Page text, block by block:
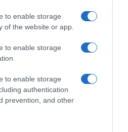
to enable storage
of the website or app.
to enable storage
to enable storage
authentication
prevention, and other
ασφάλεια των
για αδιανόητες